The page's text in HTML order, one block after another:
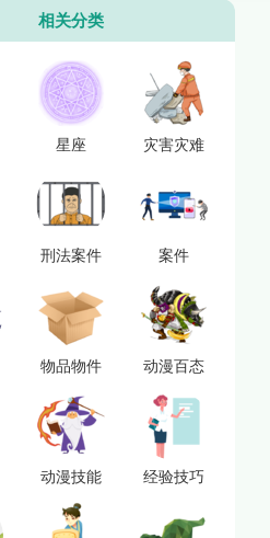
相关分类
星座 灾害灾难
刑法案件 案件
物品物件 动漫百态
动漫技能 经验技巧